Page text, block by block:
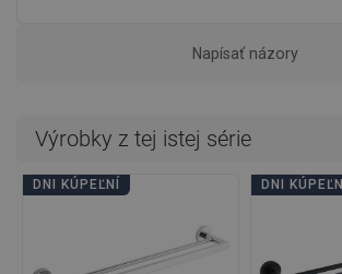
Napísať názory
Výrobky z tej istej série
DNI KÚPEĽNÍ DNI KÚPEĽNÍ